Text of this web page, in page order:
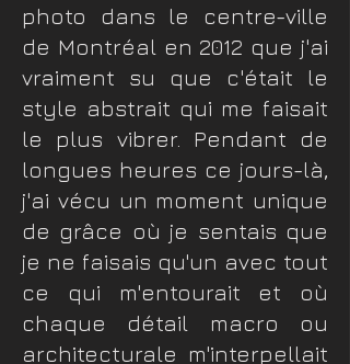
photo dans le centre-ville
de Montréal en 2012 que j'ai
vraiment su que c'était le
style abstrait qui me faisait
le plus vibrer. Pendant de
longues heures ce jours-là,
j'ai vécu un moment unique
de grâce où je sentais que
je ne faisais qu'un avec tout
ce qui m'entourait et où
chaque détail macro ou
architecturale m'interpellait